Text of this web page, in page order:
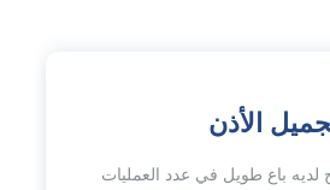
الأذن
لديه باع طويل في عدد العمليات